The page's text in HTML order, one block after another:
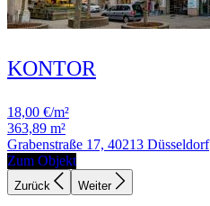
KONTOR
18,00 €/m²
363,89 m²
Grabenstraße 17, 40213 Düsseldorf
Zum Objekt
Zurück Weiter